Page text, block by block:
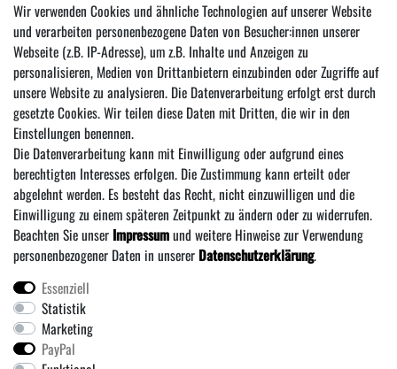
E-MAIL ***
Newsletter
Honig
Hiermit bestätige ich, dass ich dieDaten­schutz­erklärunggelesen habe. Meine Einwilligung
kann ich jederzeit widerrufen.***
*** Hierbei handelt es sich um ein Pflichtfeld.
Über uns
Vertrag wiederrufen
Wir verwenden Cookies und ähnliche Technologien auf unserer Website
und verarbeiten personenbezogene Daten von Besucher:innen unserer
Webseite (z.B. IP-Adresse), um z.B. Inhalte und Anzeigen zu
personalisieren, Medien von Drittanbietern einzubinden oder Zugriffe auf
unsere Website zu analysieren. Die Datenverarbeitung erfolgt erst durch
gesetzte Cookies. Wir teilen diese Daten mit Dritten, die wir in den
Einstellungen benennen.
Die Datenverarbeitung kann mit Einwilligung oder aufgrund eines
berechtigten Interesses erfolgen. Die Zustimmung kann erteilt oder
abgelehnt werden. Es besteht das Recht, nicht einzuwilligen und die
Einwilligung zu einem späteren Zeitpunkt zu ändern oder zu widerrufen.
Beachten Sie unser Impressumund weitere Hinweise zur Verwendung
personenbezogener Daten in unserer Daten­schutz­erklärung.
Essenziell
Statistik
Marketing
PayPal